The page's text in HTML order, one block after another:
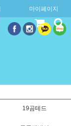
마이페이지
19곰테드